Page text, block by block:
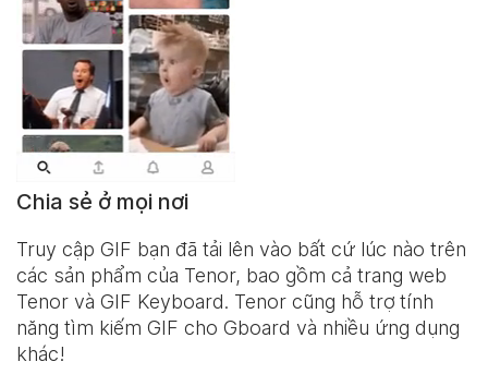
Chia sẻ ở mọi nơi
Truy cập GIF bạn đã tải lên vào bất cứ lúc nào trên
các sản phẩm của Tenor, bao gồm cả trang web
Tenor và GIF Keyboard. Tenor cũng hỗ trợ tính
năng tìm kiếm GIF cho Gboard và nhiều ứng dụng
khác!